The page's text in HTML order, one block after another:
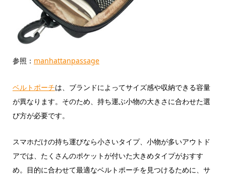
参照： manhattanpassage
ベルトポーチは、ブランドによってサイズ感や収納できる容量
が異なります。そのため、持ち運ぶ小物の大きさに合わせた選
び方が必要です。
スマホだけの持ち運びなら小さいタイプ、小物が多いアウトド
アでは、たくさんのポケットが付いた大きめタイプがおすす
め。目的に合わせて最適なベルトポーチを見つけるために、サ